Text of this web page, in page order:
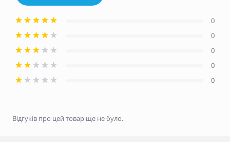
0
0
0
0
0
Відгуків про цей товар ще не було.